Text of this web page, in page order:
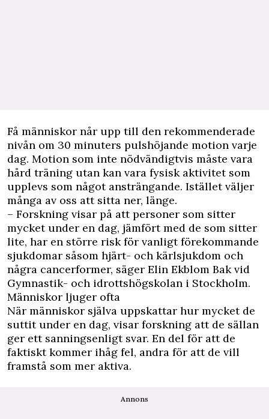
Få människor når upp till den rekommenderade
nivån om 30 minuters pulshöjande motion varje
dag. Motion som inte nödvändigtvis måste vara
hård träning utan kan vara fysisk aktivitet som
upplevs som något ansträngande. Istället väljer
många av oss att sitta ner, länge.
– Forskning visar på att personer som sitter
mycket under en dag, jämfört med de som sitter
lite, har en större risk för vanligt förekommande
sjukdomar såsom hjärt- och kärlsjukdom och
några cancerformer, säger Elin Ekblom Bak vid
Gymnastik- och idrottshögskolan i Stockholm.
Människor ljuger ofta
När människor själva uppskattar hur mycket de
suttit under en dag, visar forskning att de sällan
ger ett sanningsenligt svar. En del för att de
faktiskt kommer ihåg fel, andra för att de vill
framstå som mer aktiva.
Annons